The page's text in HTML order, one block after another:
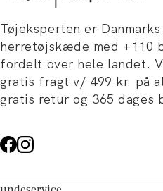
Tøjeksperten er
herretøjskæde med +110
fordelt over hele landet.
gratis fragt v/ 499 kr. på
gratis retur og 365 dages